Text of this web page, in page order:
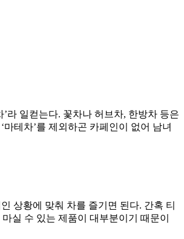
라 일컫는다. 꽃차나 허브차, 한방차 등은
마테차’를 제외하곤 카페인이 없어 남녀
상황에 맞춰 차를 즐기면 된다. 간혹 티
실 수 있는 제품이 대부분이기 때문이